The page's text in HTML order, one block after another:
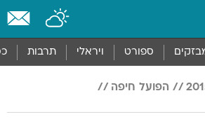
ספורט ויראלי תרבות
הפועל חיפה